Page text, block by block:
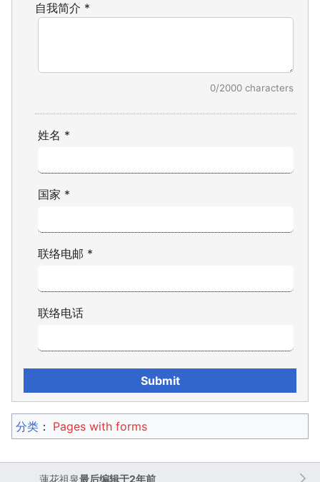
自我简介 *
0/2000 characters
姓名 *
国家 *
联络电邮 *
联络电话
分类 ：​ Pages with forms
蓮花祖泉最后编辑于2年前